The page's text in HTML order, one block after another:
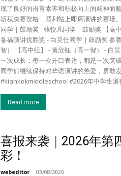
现了良好的语言素养和积极向上的精神面
斩获决赛资格，顺利站上即席演讲的赛场
同学｜鼓励奖 - 张悦凡同学｜鼓励奖 【高
备稿演讲优胜奖 - 白昊仕同学｜鼓励奖 参
智） 【高中组】 - 黄欣钰（高一智） - 白
一次成长；每一次开口表达，都是一次突
同学们继续保持对华语演讲的热爱，勇敢
#kiankokmiddleschool #2026年中学生道
Read more
喜报来袭｜2026年第
彩！
webeditor - 03/08/2026